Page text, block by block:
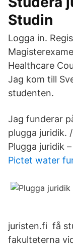
Studin
Logga in.
Healthcare
Jag kom till
studenten.
Jag funderar
plugga juridik.
Plugga juridik
Pictet water
juristen.fi få
fakulteterna